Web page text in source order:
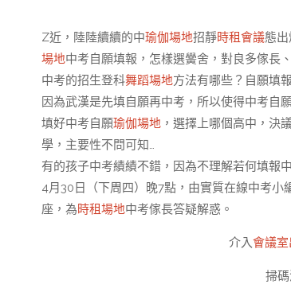
Z近，陸陸續續的中瑜伽場地招靜時租會議態
場地中考自願填報，怎樣選黌舍，對良多傢長
中考的招生登科舞蹈場地方法有哪些？自願填
因為武漢是先填自願再中考，所以使得中考自
填好中考自願瑜伽場地 ，選擇上哪個高中，決
學，主要性不問可知…
有的孩子中考績績不錯，因為不理解若何填報
4月30日（下周四）晚7點，由實質在線中考小
座，為時租場地中考傢長答疑解惑。
介入會議室
掃